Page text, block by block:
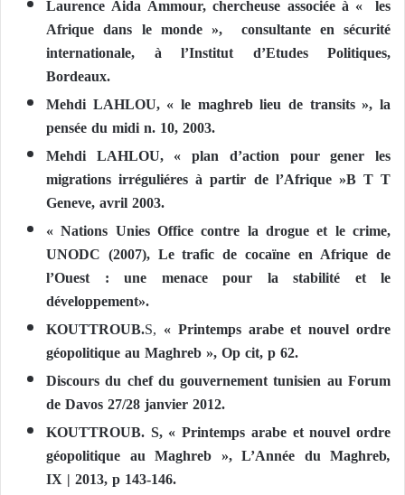
Laurence Aida Ammour, chercheuse associée à « les
Afrique dans le monde », consultante en sécurité
internationale, à l’Institut d’Etudes Politiques,
Bordeaux.
Mehdi LAHLOU, « le maghreb lieu de transits », la
pensée du midi n. 10, 2003.
Mehdi LAHLOU, « plan d’action pour gener les
migrations irréguliéres à partir de l’Afrique »B T T
Geneve, avril 2003.
« Nations Unies Office contre la drogue et le crime,
UNODC (2007), Le trafic de cocaïne en Afrique de
l’Ouest : une menace pour la stabilité et le
développement».
KOUTTROUB.S, « Printemps arabe et nouvel ordre
géopolitique au Maghreb », Op cit, p 62.
Discours du chef du gouvernement tunisien au Forum
de Davos 27/28 janvier 2012.
KOUTTROUB. S, « Printemps arabe et nouvel ordre
géopolitique au Maghreb », L’Année du Maghreb,
IX | 2013, p 143-146.